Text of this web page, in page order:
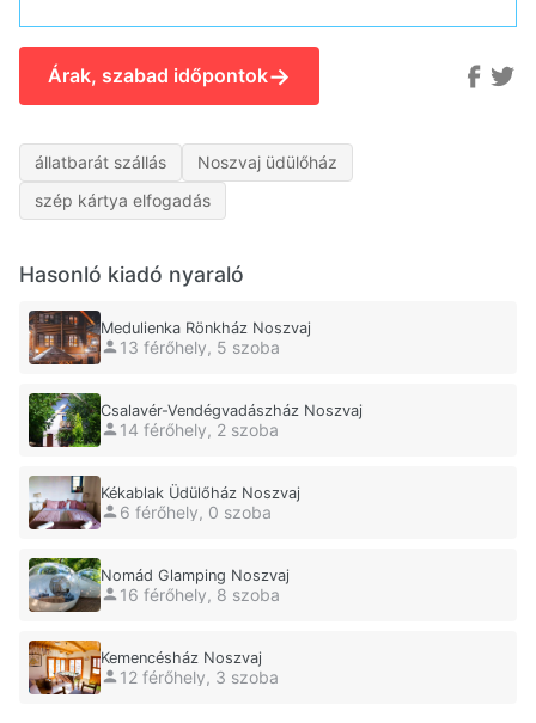
Árak, szabad időpontok→
állatbarát szállás
Noszvaj üdülőház
szép kártya elfogadás
Hasonló kiadó nyaraló
Medulienka Rönkház Noszvaj
13 férőhely, 5 szoba
Csalavér-Vendégvadászház Noszvaj
14 férőhely, 2 szoba
Kékablak Üdülőház Noszvaj
6 férőhely, 0 szoba
Nomád Glamping Noszvaj
16 férőhely, 8 szoba
Kemencésház Noszvaj
12 férőhely, 3 szoba